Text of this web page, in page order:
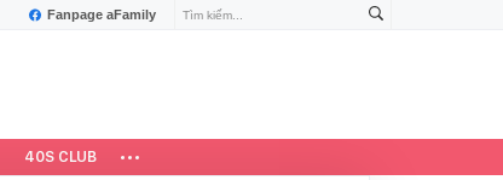
Fanpage aFamily
40S CLUB